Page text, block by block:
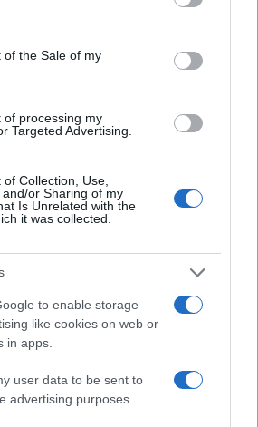
of the Sale of my
of processing my
Targeted Advertising.
Collection, Use,
or Sharing of my
Is Unrelated with the
it was collected.
to enable storage
like cookies on web or
in apps.
user data to be sent to
advertising purposes.
di Guccini con
Era troppo e
Impastata, priva di
1.4k